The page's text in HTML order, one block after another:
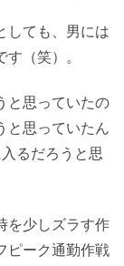
しても、男には
（笑）。
と思っていたの
と思っていたん
るだろうと思
を少しズラす作
ピーク通勤作戦